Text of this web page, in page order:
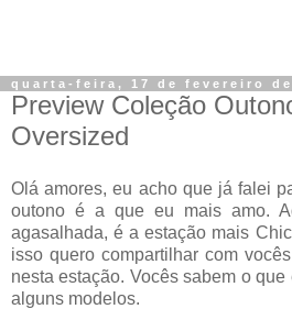
quarta-feira, 17 de fevereiro de
Preview Coleção
Oversized
Olá amores, eu acho que já falei
outono é a que eu mais amo.
agasalhada, é a estação mais
isso quero compartilhar com
nesta estação. Vocês sabem o
alguns modelos.